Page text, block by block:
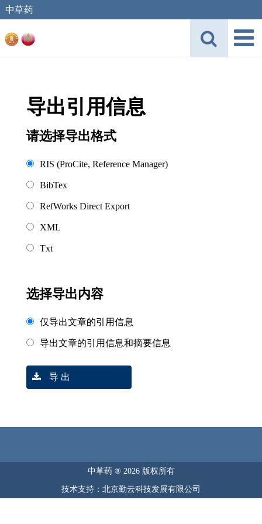
中草药
导出引用信息
请选择导出格式
RIS (ProCite, Reference Manager)
BibTex
RefWorks Direct Export
XML
Txt
选择导出内容
仅导出文章的引用信息
导出文章的引用信息和摘要信息
导 出
中草药 ® 2026 版权所有
技术支持：北京勤云科技发展有限公司